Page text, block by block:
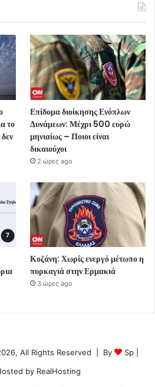
το
Επίδομα διοίκησης Ενόπλων
Δυνάμεων: Μέχρι 500 ευρώ
μηνιαίως – Ποιοι είναι
δικαιούχοι
2 ώρες ago
Κοζάνη: Χωρίς ενεργό μέτωπο η
πυρκαγιά στην Ερμακιά
3 ώρες ago
All Rights Reserved | By Sp
by RealHosting